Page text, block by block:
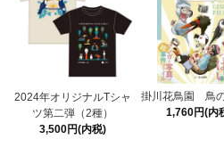
2024年オリジナルTシャ
ツ第二弾（2種）
3,500円(内税)
掛川花鳥園 鳥
1,760円(内